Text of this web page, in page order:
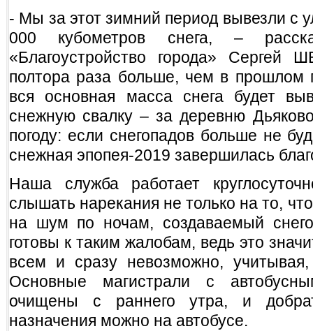
- Мы за этот зимний период вывезли с
000 кубометров снега, –
«Благоустройство города»
полтора раза больше, чем в прошлом
вся основная масса снега будет
снежную свалку – за деревню
погоду: если снегопадов больше не
снежная эпопея-2019 завершилась
Наша служба работает
слышать нарекания не только на то,
на шум по ночам, создаваемый
готовы к таким жалобам, ведь это
всем и сразу невозможно,
Основные магистрали с
очищены с раннего утра, и
назначения можно на автобусе.